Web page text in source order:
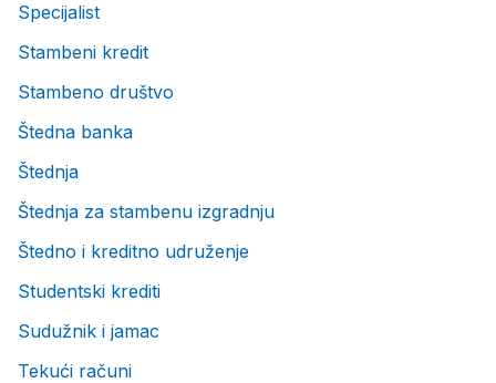
Specijalist
Stambeni kredit
Stambeno društvo
Štedna banka
Štednja
Štednja za stambenu izgradnju
Štedno i kreditno udruženje
Studentski krediti
Sudužnik i jamac
Tekući računi